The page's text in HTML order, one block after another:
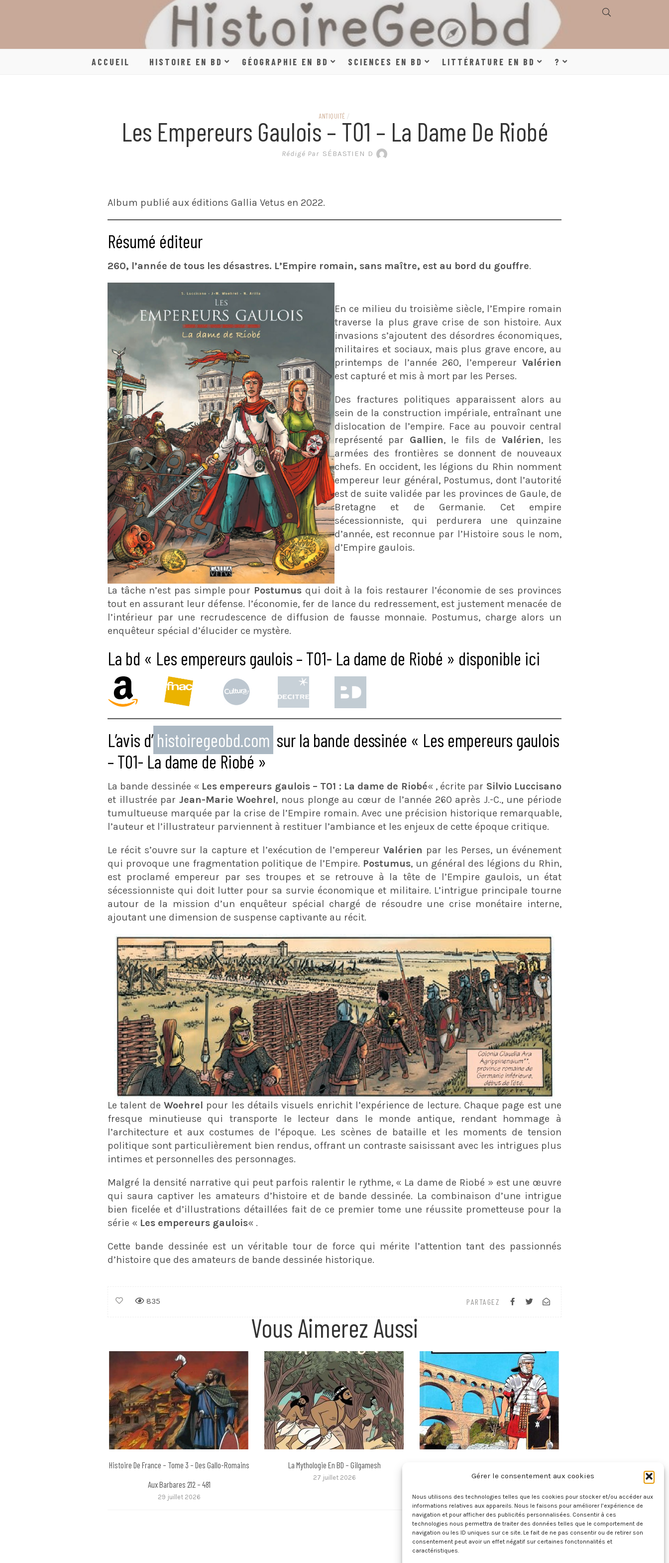
Gérer le consentement aux cookies
Nous utilisons des technologies telles que les cookies pour stocker et/ou accéder aux
informations relatives aux appareils. Nous le faisons pour améliorer l’expérience de
navigation et pour afficher des publicités personnalisées. Consentir à ces
technologies nous permettra de traiter des données telles que le comportement de
navigation ou les ID uniques sur ce site. Le fait de ne pas consentir ou de retirer son
consentement peut avoir un effet négatif sur certaines fonctonnalités et
caractéristiques.
HISTOIRE, GÉOGRAPHIE,
SCIENCES, LITTÉRATURE
EN BANDE DESSINÉE
ACCUEIL HISTOIRE EN BD GÉOGRAPHIE EN BD SCIENCES EN BD LITTÉRATURE EN BD ?
ANTIQUITÉ /
Les Empereurs Gaulois – T01 – La Dame De Riobé
Rédigé Par SÉBASTIEN D
Album publié aux éditions Gallia Vetus en 2022.
Résumé éditeur
260, l’année de tous les désastres. L’Empire romain, sans maître, est au bord du gouffre.
En ce milieu du troisième siècle, l’Empire romain
traverse la plus grave crise de son histoire. Aux
invasions s’ajoutent des désordres économiques,
militaires et sociaux, mais plus grave encore, au
printemps de l’année 260, l’empereur Valérien
est capturé et mis à mort par les Perses.
Des fractures politiques apparaissent alors au
sein de la construction impériale, entraînant une
dislocation de l’empire. Face au pouvoir central
représenté par Gallien, le fils de Valérien, les
armées des frontières se donnent de nouveaux
chefs. En occident, les légions du Rhin nomment
empereur leur général, Postumus, dont l’autorité
est de suite validée par les provinces de Gaule, de
Bretagne et de Germanie. Cet empire
sécessionniste, qui perdurera une quinzaine
d’année, est reconnue par l’Histoire sous le nom,
d’Empire gaulois.
La tâche n’est pas simple pour Postumus qui doit à la fois restaurer l’économie de ses provinces
tout en assurant leur défense. l’économie, fer de lance du redressement, est justement menacée de
l’intérieur par une recrudescence de diffusion de fausse monnaie. Postumus, charge alors un
enquêteur spécial d’élucider ce mystère.
La bd « Les empereurs gaulois – T01- La dame de Riobé » disponible ici
L’avis d’ histoiregeobd.com sur la bande dessinée « Les empereurs gaulois
– T01- La dame de Riobé »
La bande dessinée « Les empereurs gaulois – T01 : La dame de Riobé« , écrite par Silvio Luccisano
et illustrée par Jean-Marie Woehrel, nous plonge au cœur de l’année 260 après J.-C., une période
tumultueuse marquée par la crise de l’Empire romain. Avec une précision historique remarquable,
l’auteur et l’illustrateur parviennent à restituer l’ambiance et les enjeux de cette époque critique.
Le récit s’ouvre sur la capture et l’exécution de l’empereur Valérien par les Perses, un événement
qui provoque une fragmentation politique de l’Empire. Postumus, un général des légions du Rhin,
est proclamé empereur par ses troupes et se retrouve à la tête de l’Empire gaulois, un état
sécessionniste qui doit lutter pour sa survie économique et militaire. L’intrigue principale tourne
autour de la mission d’un enquêteur spécial chargé de résoudre une crise monétaire interne,
ajoutant une dimension de suspense captivante au récit​​.
Le talent de Woehrel pour les détails visuels enrichit l’expérience de lecture. Chaque page est une
fresque minutieuse qui transporte le lecteur dans le monde antique, rendant hommage à
l’architecture et aux costumes de l’époque. Les scènes de bataille et les moments de tension
politique sont particulièrement bien rendus, offrant un contraste saisissant avec les intrigues plus
intimes et personnelles des personnages​.
Malgré la densité narrative qui peut parfois ralentir le rythme, « La dame de Riobé » est une œuvre
qui saura captiver les amateurs d’histoire et de bande dessinée. La combinaison d’une intrigue
bien ficelée et d’illustrations détaillées fait de ce premier tome une réussite prometteuse pour la
série « Les empereurs gaulois« .
Cette bande dessinée est un véritable tour de force qui mérite l’attention tant des passionnés
d’histoire que des amateurs de bande dessinée historique.
PARTAGEZ
835
Vous Aimerez Aussi
Histoire De France – Tome 3 – Des Gallo-Romains
Aux Barbares 212 – 481
29 juillet 2026
La Mythologie En BD – Gilgamesh
27 juillet 2026
20 juillet 2026